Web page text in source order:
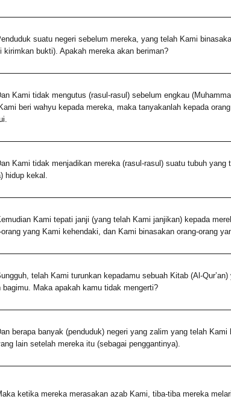
suatu negeri sebelum mereka, yang telah Kami
kirimkan bukti). Apakah mereka akan beriman?
Kami tidak mengutus (rasul-rasul) sebelum engkau
beri wahyu kepada mereka, maka tanyakanlah kepada
Kami tidak menjadikan mereka (rasul-rasul) suatu tubuh yang
hidup kekal.
Kami tepati janji (yang telah Kami janjikan) kepada
yang Kami kehendaki, dan Kami binasakan orang-orang
telah Kami turunkan kepadamu sebuah Kitab (Al-
bagimu. Maka apakah kamu tidak mengerti?
berapa banyak (penduduk) negeri yang zalim yang telah
lain setelah mereka itu (sebagai penggantinya).
ketika mereka merasakan azab Kami, tiba-tiba mereka